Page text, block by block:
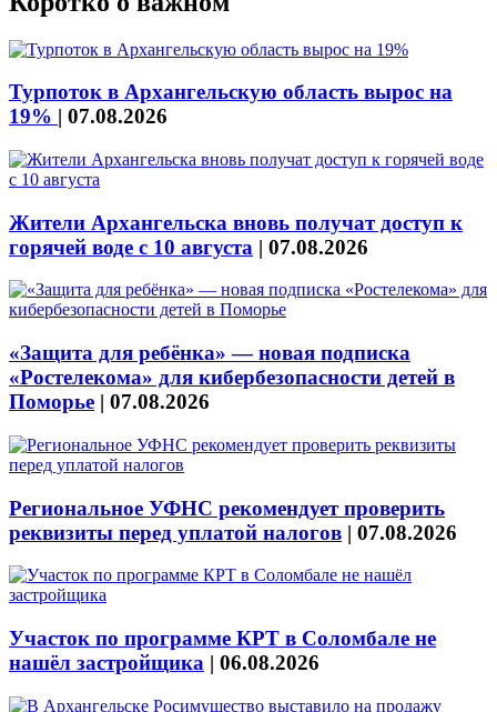
Турпоток в Архангельскую область вырос на
19% | 07.08.2026
Жители Архангельска вновь получат доступ к
горячей воде с 10 августа | 07.08.2026
«Защита для ребёнка» — новая подписка
«Ростелекома» для кибербезопасности детей в
Поморье | 07.08.2026
Региональное УФНС рекомендует проверить
реквизиты перед уплатой налогов | 07.08.2026
Участок по программе КРТ в Соломбале не
нашёл застройщика | 06.08.2026